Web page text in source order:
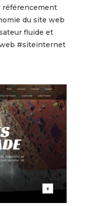
référencement
du site web
fluide et
#siteinternet